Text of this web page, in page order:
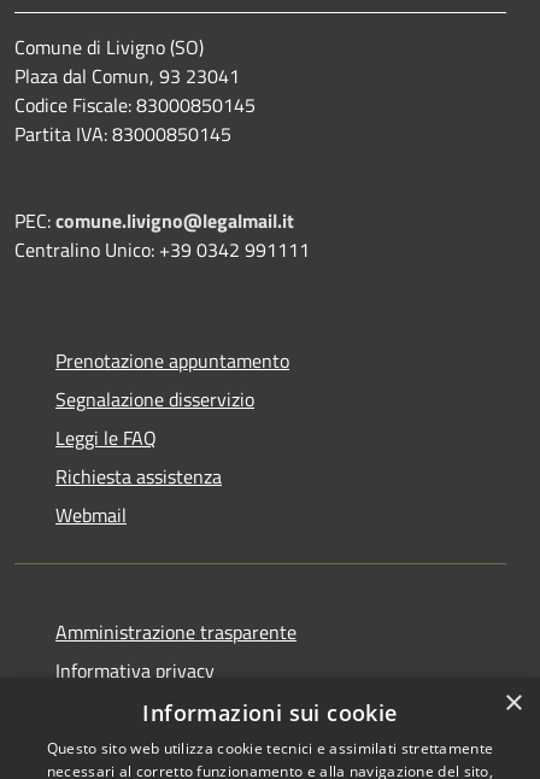
Comune di Livigno (SO)
Plaza dal Comun, 93 23041
Codice Fiscale: 83000850145
Partita IVA: 83000850145
PEC:comune.livigno@legalmail.it
Centralino Unico: +39 0342 991111
Prenotazione appuntamento
Segnalazione disservizio
Leggi le FAQ
Richiesta assistenza
Webmail
Amministrazione trasparente
Informativa privacy
Dichiarazione di accessibilità
×
Informazioni sui cookie
Questo sito web utilizza cookie tecnici e assimilati strettamente
necessari al corretto funzionamento e alla navigazione del sito,